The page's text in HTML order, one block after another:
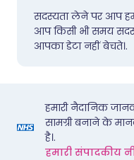
सदस्यता लेने पर आप
आप किसी भी समय
आपका डेटा नहीं बेचते।.
हमारी नैदानिक
सामग्री बनाने के
है।.
हमारी संपादकीय